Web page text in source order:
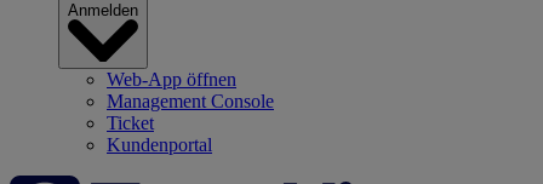
Anmelden
Web-App öffnen
Management Console
Ticket
Kundenportal